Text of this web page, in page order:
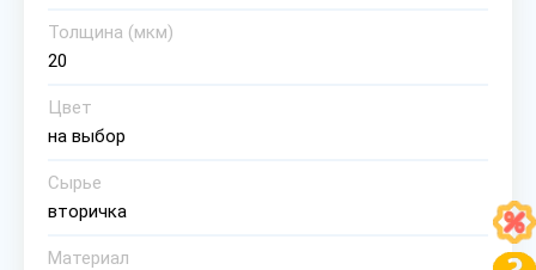
Толщина (мкм)
20
Цвет
на выбор
Сырье
вторичка
Материал